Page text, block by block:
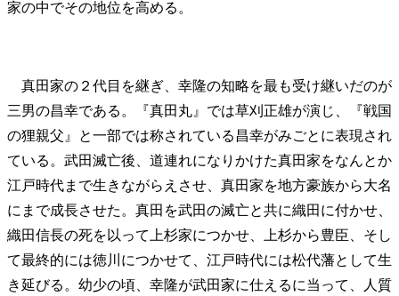
家の中でその地位を高める。
真田家の２代目を継ぎ、幸隆の知略を最も受け継いだのが
三男の昌幸である。『真田丸』では草刈正雄が演じ、『戦国
の狸親父』と一部では称されている昌幸がみごとに表現され
ている。武田滅亡後、道連れになりかけた真田家をなんとか
江戸時代まで生きながらえさせ、真田家を地方豪族から大名
にまで成長させた。真田を武田の滅亡と共に織田に付かせ、
織田信長の死を以って上杉家につかせ、上杉から豊臣、そし
て最終的には徳川につかせて、江戸時代には松代藩として生
き延びる。幼少の頃、幸隆が武田家に仕えるに当って、人質